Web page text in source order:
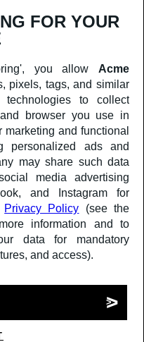
Finanziato
dall'Unione europea
NextGenerationEU
Europea – Next
Creativi e Culturali |
del 19/10/2022 | CUP
2025
FOR YOUR
you allow
Acme
pixels, tags, and similar
to collect
browser you use in
and functional
personalized ads and
may share such data
media advertising
and Instagram for
Privacy Policy
(see the
information and to
data for mandatory
and access).